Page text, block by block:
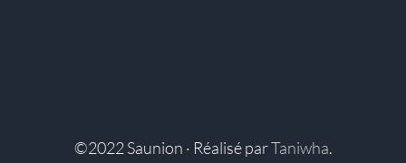
©2022 Saunion · Réalisé parTaniwha.